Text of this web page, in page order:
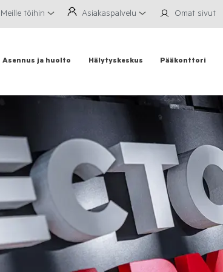
Asennus ja huolto Hälytyskeskus Pääkonttori
Meille töihin Asiakaspalvelu Omat sivut